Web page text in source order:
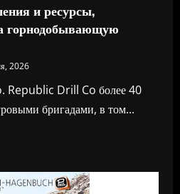
и ресурсы,
горнодобывающую
2026
Republic Drill Co более 40
бригадами, в том...